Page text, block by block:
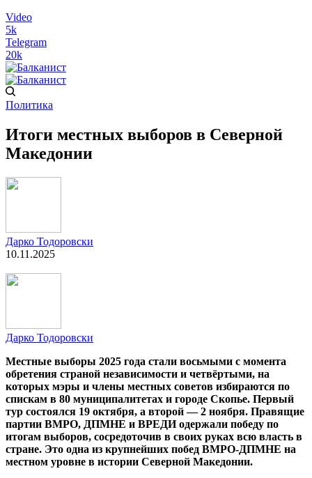
Video
5k
Telegram
20k
Политика
Итоги местных выборов в Северной
Македонии
Дарко Тодоровски
10.11.2025
Дарко Тодоровски
Местные выборы 2025 года стали восьмыми с момента
обретения страной независимости и четвёртыми, на
которых мэры и члены местных советов избираются по
спискам в 80 муниципалитетах и городе Скопье. Первый
тур состоялся 19 октября, а второй — 2 ноября. Правящие
партии ВМРО, ДПМНЕ и ВРЕДИ одержали победу по
итогам выборов, сосредоточив в своих руках всю власть в
стране. Это одна из крупнейших побед ВМРО-ДПМНЕ на
местном уровне в истории Северной Македонии.